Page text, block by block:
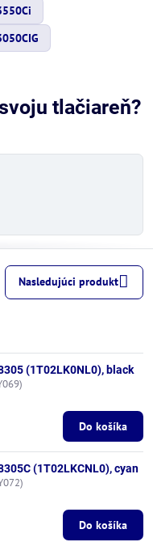
tlačiareň?
Nasledujúci produkt
(1T02LK0NL0), black
Do košíka
(1T02LKCNL0), cyan
Do košíka